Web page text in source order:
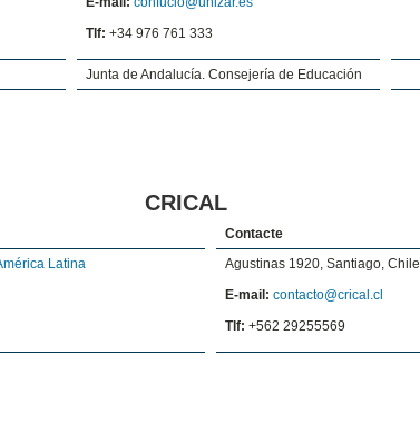
Tlf: +34 976 761 333
Junta de Andalucía. Consejería de Educación
CRICAL
Contacte
Latina
Agustinas 1920, Santiago, Chile
E-mail: contacto@crical.cl
Tlf: +562 29255569